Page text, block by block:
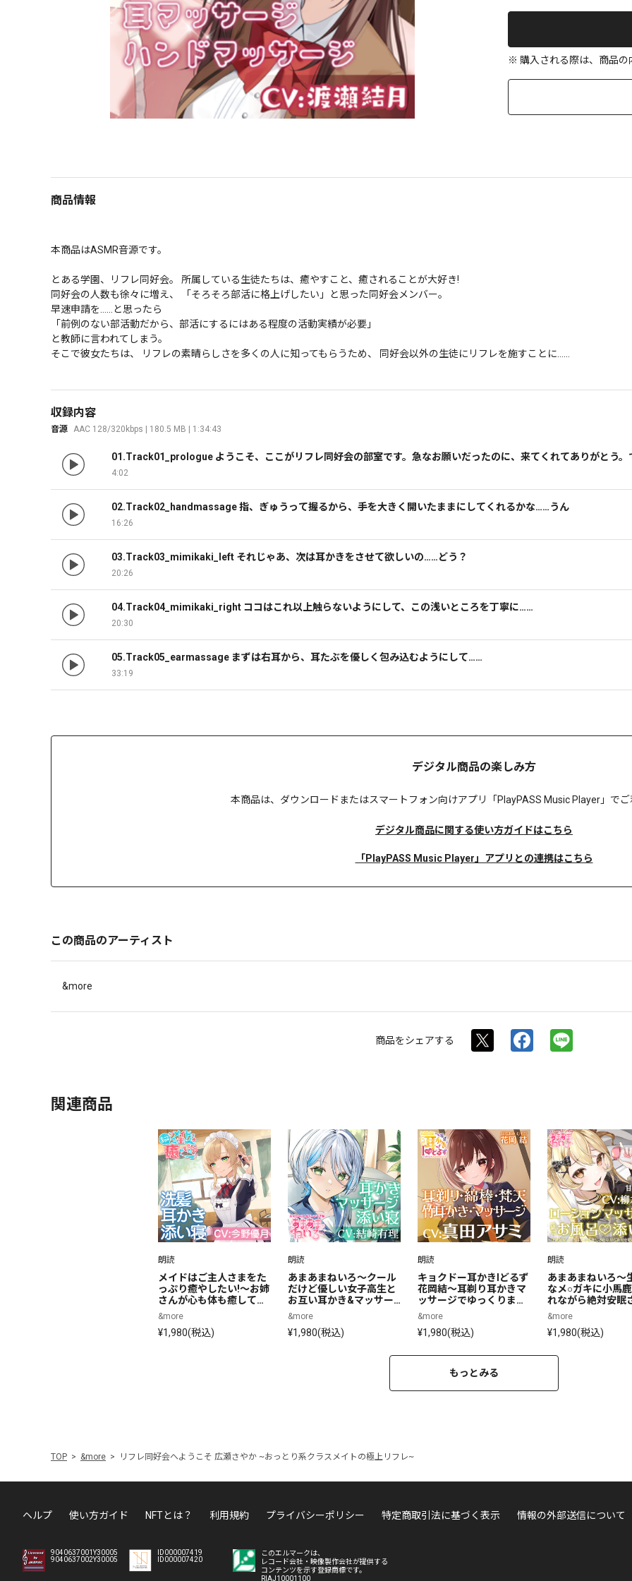
※ 購入される際は、商品の
商品情報
本商品はASMR音源です。
とある学園、リフレ同好会。 所属している生徒たちは、癒やすこと、癒されることが大好き!
同好会の人数も徐々に増え、 「そろそろ部活に格上げしたい」と思った同好会メンバー。
早速申請を……と思ったら
「前例のない部活動だから、部活にするにはある程度の活動実績が必要」
と教師に言われてしまう。
そこで彼女たちは、 リフレの素晴らしさを多くの人に知ってもらうため、 同好会以外の生徒にリフレを施すことに……
収録内容
音源 AAC 128/320kbps | 180.5 MB | 1:34:43
01.Track01_prologue ようこそ、ここがリフレ同好会の部室です。急なお願いだったのに、来てくれてありがとう。
4:02
02.Track02_handmassage 指、ぎゅうって握るから、手を大きく開いたままにしてくれるかな……うん
16:26
03.Track03_mimikaki_left それじゃあ、次は耳かきをさせて欲しいの……どう？
20:26
04.Track04_mimikaki_right ココはこれ以上触らないようにして、この浅いところを丁寧に……
20:30
05.Track05_earmassage まずは右耳から、耳たぶを優しく包み込むようにして……
33:19
デジタル商品の楽しみ方
本商品は、 ダウンロードまたはスマートフォン向けアプリ「PlayPASS Music Player」でご
デジタル商品に関する使い方ガイドはこちら
「PlayPASS Music Player」アプリとの連携はこちら
この商品のアーティスト
&more
商品をシェアする
関連商品
朗読
メイドはご主人さまをた
っぷり癒やしたい!～お姉
さんが心も体も癒してあ
げる～【CV:今野優月】
&more
¥1,980(税込)
朗読
あまあまねいろ～クール
だけど優しい女子高生と
お互い耳かき&マッサー
ジするイケナイ放課後～
&more
¥1,980(税込)
朗読
キョクドー耳かきIどるず
花岡結～耳剃り耳かきマ
ッサージでゆっくりまっ
たりリラックスタイム～
【CV:真田アサミ】
&more
¥1,980(税込)
朗読
あまあまねいろ～
なメ○ガキに小馬
れながら絶対安眠
れちゃう～【CV:柳
り】
&more
¥1,980(税込)
もっとみる
TOP &more リフレ同好会へようこそ 広瀬さやか ~おっとり系クラスメイトの極上リフレ~
ヘルプ 使い方ガイド NFTとは？ 利用規約 プライバシーポリシー 特定商取引法に基づく表示 情報の外部送信について
9040637001Y30005
9040637002Y30005
ID000007419
ID000007420
このエルマークは、
レコード会社・映像製作会社が提供する
コンテンツを示す登録商標です。
RIAJ10001100